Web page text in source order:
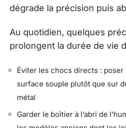
dégrade la précision puis
Au quotidien, quelques
prolongent la durée de vie
Éviter les chocs directs : poser
surface souple plutôt que sur
métal
Garder le boîtier à l’abri de